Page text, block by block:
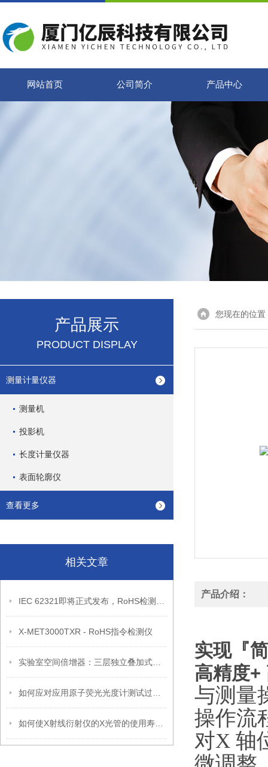
网站首页 公司简介 产品中心
产品展示
PRODUCT DISPLAY
测量计量仪器
测量机
投影机
长度计量仪器
表面轮廓仪
查看更多
相关文章
X-MET3000TXR - RoHS指令检测仪
您现在的位置
产品介绍：
实现『
高精度+
与测量
操作流
对X 轴